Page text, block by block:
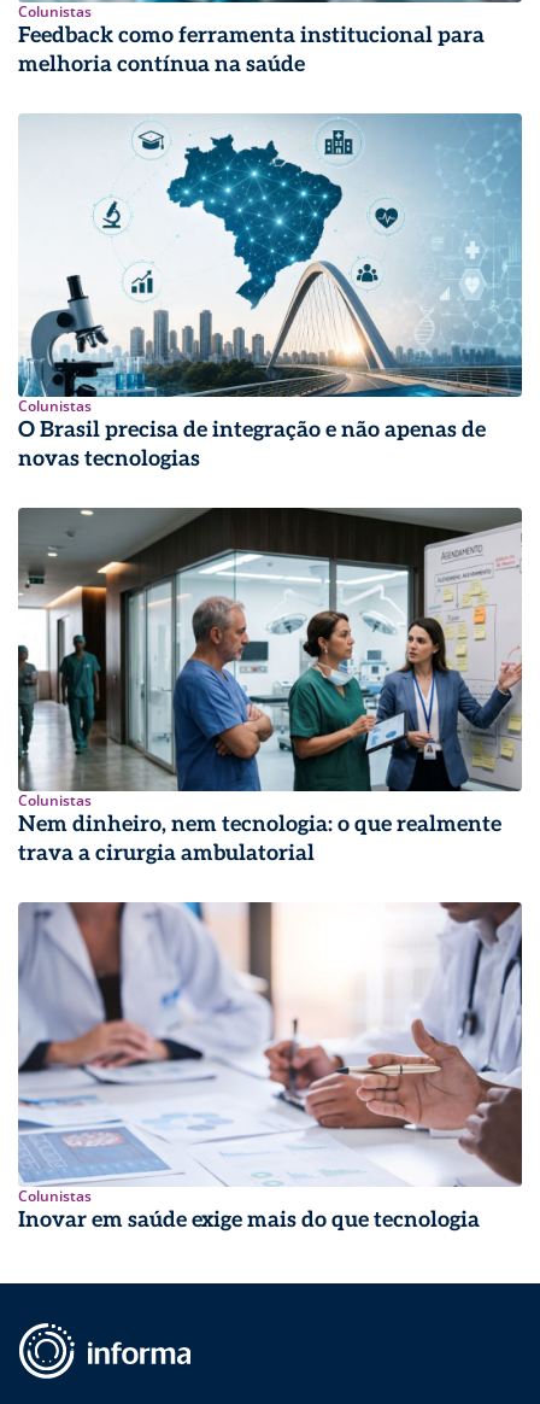
Colunistas
Feedback como ferramenta institucional para
melhoria contínua na saúde
Colunistas
O Brasil precisa de integração e não apenas de
novas tecnologias
Colunistas
Nem dinheiro, nem tecnologia: o que realmente
trava a cirurgia ambulatorial
Colunistas
Inovar em saúde exige mais do que tecnologia